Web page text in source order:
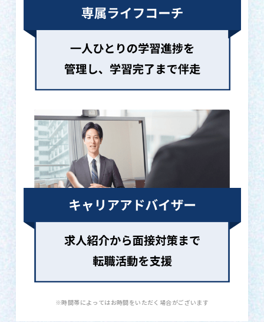
※時間帯によってはお時間をいただく場合がございます